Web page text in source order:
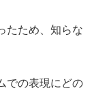
たため、知らな
での表現にどの